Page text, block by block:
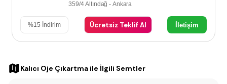
359/4 Altındağ - Ankara
%15 İndirim Ücretsiz Teklif Al İletişim
Kalıcı Oje Çıkartma ile İlgili Semtler